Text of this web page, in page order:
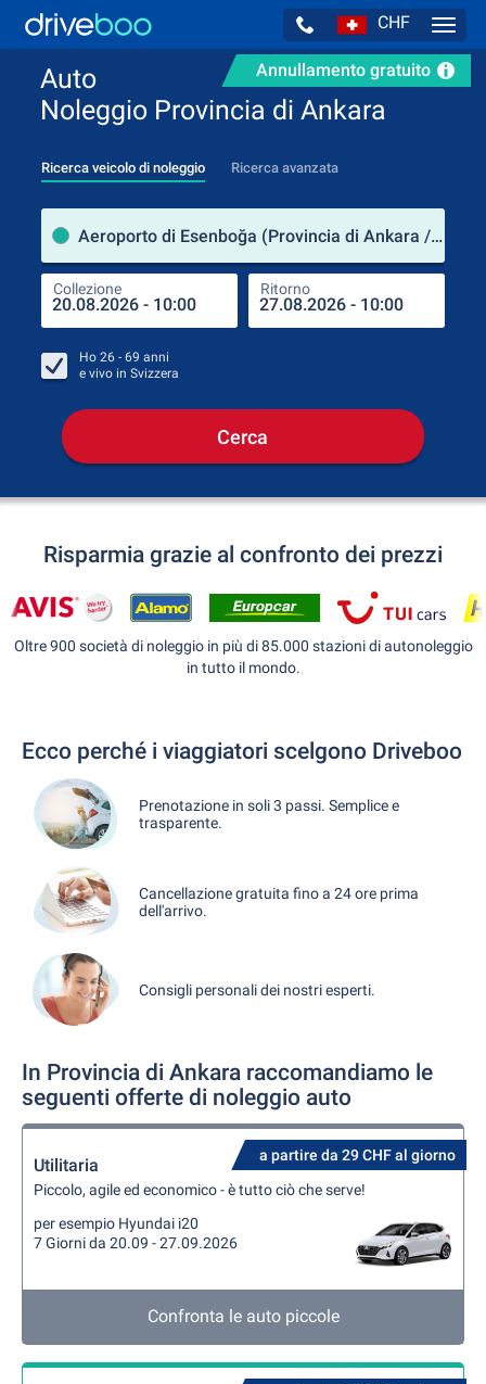
CHF
Annullamento gratuito
Auto
Noleggio Provincia di Ankara
Ricerca veicolo di noleggio Ricerca avanzata
Aeroporto di Esenboğa (Provincia di Ankara / Turchia)
Collezione Ritorno
Ho 26 - 69 anni
e vivo in Svizzera
Cerca
Risparmia grazie al confronto dei prezzi
Oltre 900 società di noleggio in più di 85.000 stazioni di autonoleggio
in tutto il mondo.
Ecco perché i viaggiatori scelgono Driveboo
Prenotazione in soli 3 passi. Semplice e
trasparente.
Cancellazione gratuita fino a 24 ore prima
dell'arrivo.
Consigli personali dei nostri esperti.
In Provincia di Ankara raccomandiamo le
seguenti offerte di noleggio auto
a partire da 29 CHF al giorno
Utilitaria
Piccolo, agile ed economico - è tutto ciò che serve!
per esempio Hyundai i20
7 Giorni da 20.09 - 27.09.2026
Confronta le auto piccole